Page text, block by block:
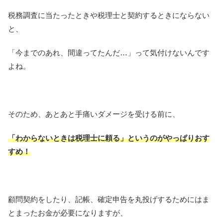
税務調査に当たったときや税理士と契約するときにならない
と、
「今までのあれ、間違ってたんだ…」って気付けないんです
よね。
そのため、あとあと手痛いダメージを受ける前に、
「わからないときは税理士に頼る」というのがやっぱりおす
すめ！
顧問契約をしたり、記帳、確定申告を丸投げするためにはま
とまったお金が必要になりますが、